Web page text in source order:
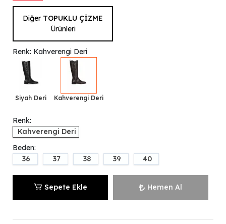
Diğer TOPUKLU ÇİZME
Ürünleri
Renk: Kahverengi Deri
Siyah Deri Kahverengi Deri
Renk:
Kahverengi Deri
Beden:
36
37 38 39 40
Sepete Ekle Hemen Al